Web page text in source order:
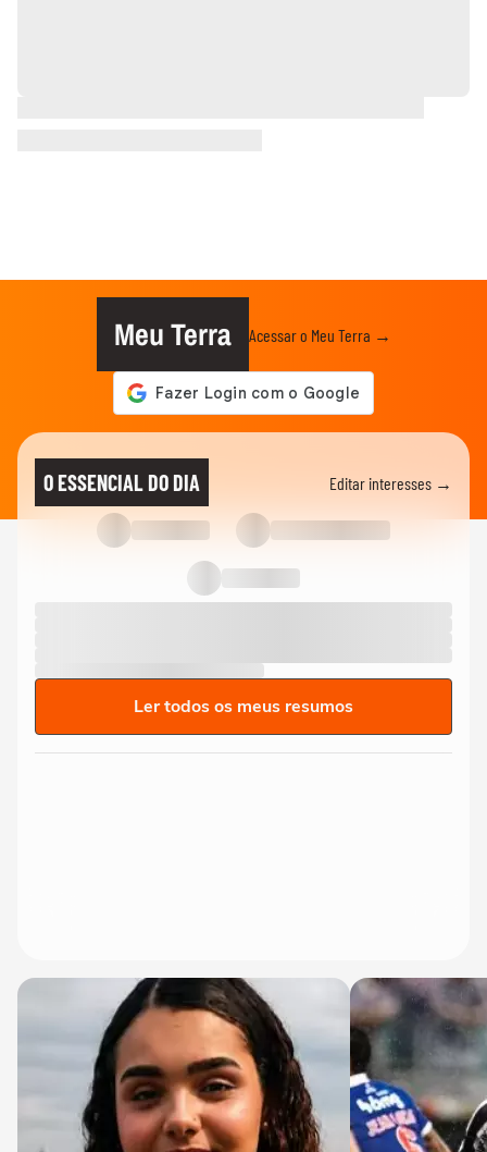
Meu Terra Acessar o Meu Terra →
O ESSENCIAL DO DIA Editar interesses →
Ler todos os meus resumos